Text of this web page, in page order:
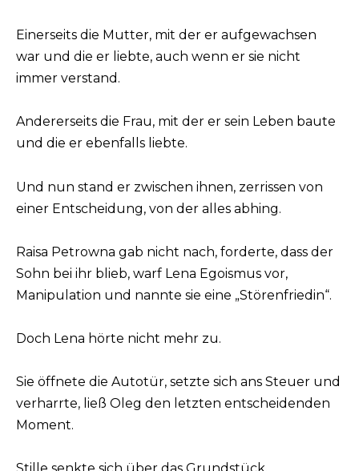
Einerseits die Mutter, mit der er aufgewachsen
war und die er liebte, auch wenn er sie nicht
immer verstand.
Andererseits die Frau, mit der er sein Leben baute
und die er ebenfalls liebte.
Und nun stand er zwischen ihnen, zerrissen von
einer Entscheidung, von der alles abhing.
Raisa Petrowna gab nicht nach, forderte, dass der
Sohn bei ihr blieb, warf Lena Egoismus vor,
Manipulation und nannte sie eine „Störenfriedin“.
Doch Lena hörte nicht mehr zu.
Sie öffnete die Autotür, setzte sich ans Steuer und
verharrte, ließ Oleg den letzten entscheidenden
Moment.